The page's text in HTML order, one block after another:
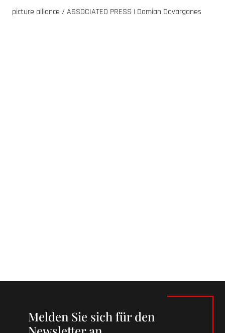
picture alliance / ASSOCIATED PRESS | Damian Dovarganes
Melden Sie sich für den